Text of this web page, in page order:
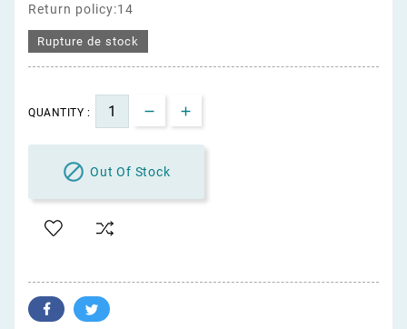
Return policy:14
Rupture de stock
QUANTITY :
 Out Of Stock